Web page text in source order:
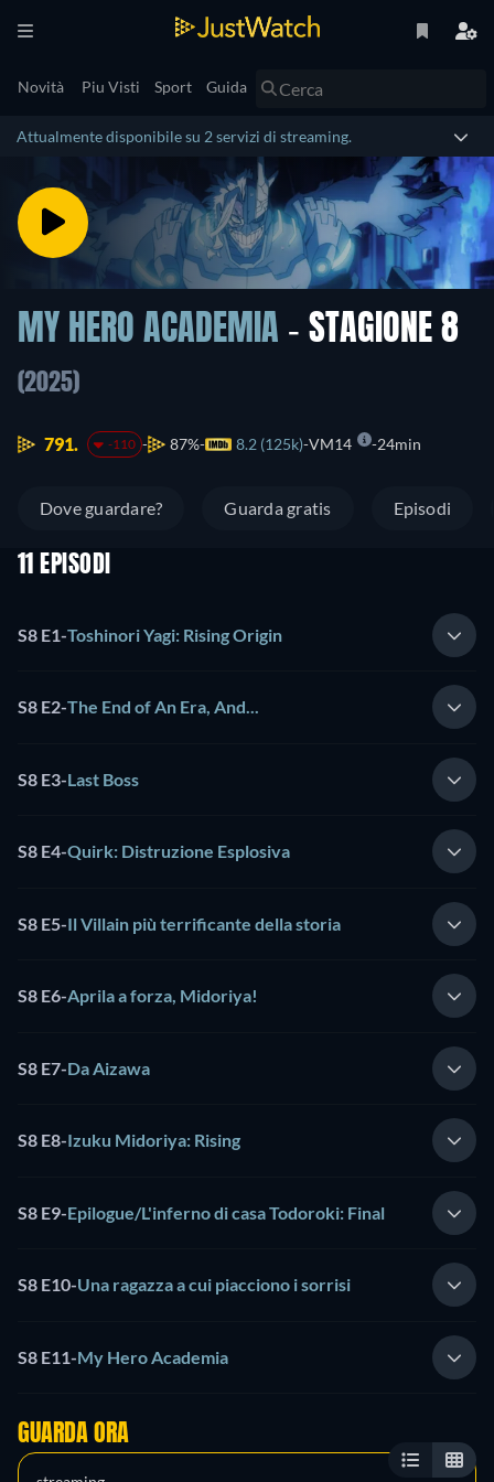
Novità Piu Visti Sport Guida
Attualmente disponibile su 2 servizi di streaming.
MY HERO ACADEMIA - STAGIONE 8
(2025)
791. -110 87% 8.2 (125k) VM14 24min
Dove guardare? Guarda gratis Episodi
11 EPISODI
S8 E1-Toshinori Yagi: Rising Origin
S8 E2-The End of An Era, And...
S8 E3-Last Boss
S8 E4-Quirk: Distruzione Esplosiva
S8 E5-Il Villain più terrificante della storia
S8 E6-Aprila a forza, Midoriya!
S8 E7-Da Aizawa
S8 E8-Izuku Midoriya: Rising
S8 E9-Epilogue/L'inferno di casa Todoroki: Final
S8 E10-Una ragazza a cui piacciono i sorrisi
S8 E11-My Hero Academia
GUARDA ORA